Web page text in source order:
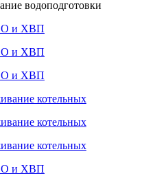
водоподготовки